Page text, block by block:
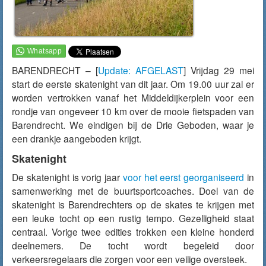
BARENDRECHT – [Update: AFGELAST] Vrijdag 29 mei
start de eerste skatenight van dit jaar. Om 19.00 uur zal er
worden vertrokken vanaf het Middeldijkerplein voor een
rondje van ongeveer 10 km over de mooie fietspaden van
Barendrecht. We eindigen bij de Drie Geboden, waar je
een drankje aangeboden krijgt.
Skatenight
De skatenight is vorig jaar voor het eerst georganiseerd in
samenwerking met de buurtsportcoaches. Doel van de
skatenight is Barendrechters op de skates te krijgen met
een leuke tocht op een rustig tempo. Gezelligheid staat
centraal. Vorige twee edities trokken een kleine honderd
deelnemers. De tocht wordt begeleid door
verkeersregelaars die zorgen voor een veilige oversteek.